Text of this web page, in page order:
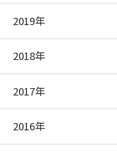
2019年
2018年
2017年
2016年